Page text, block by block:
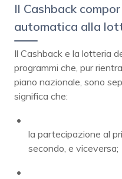
Il Cashback
automatica alla
Il Cashback e la lotteria
programmi che, pur
piano nazionale, sono
significa che:
la partecipazione al
secondo, e viceversa;